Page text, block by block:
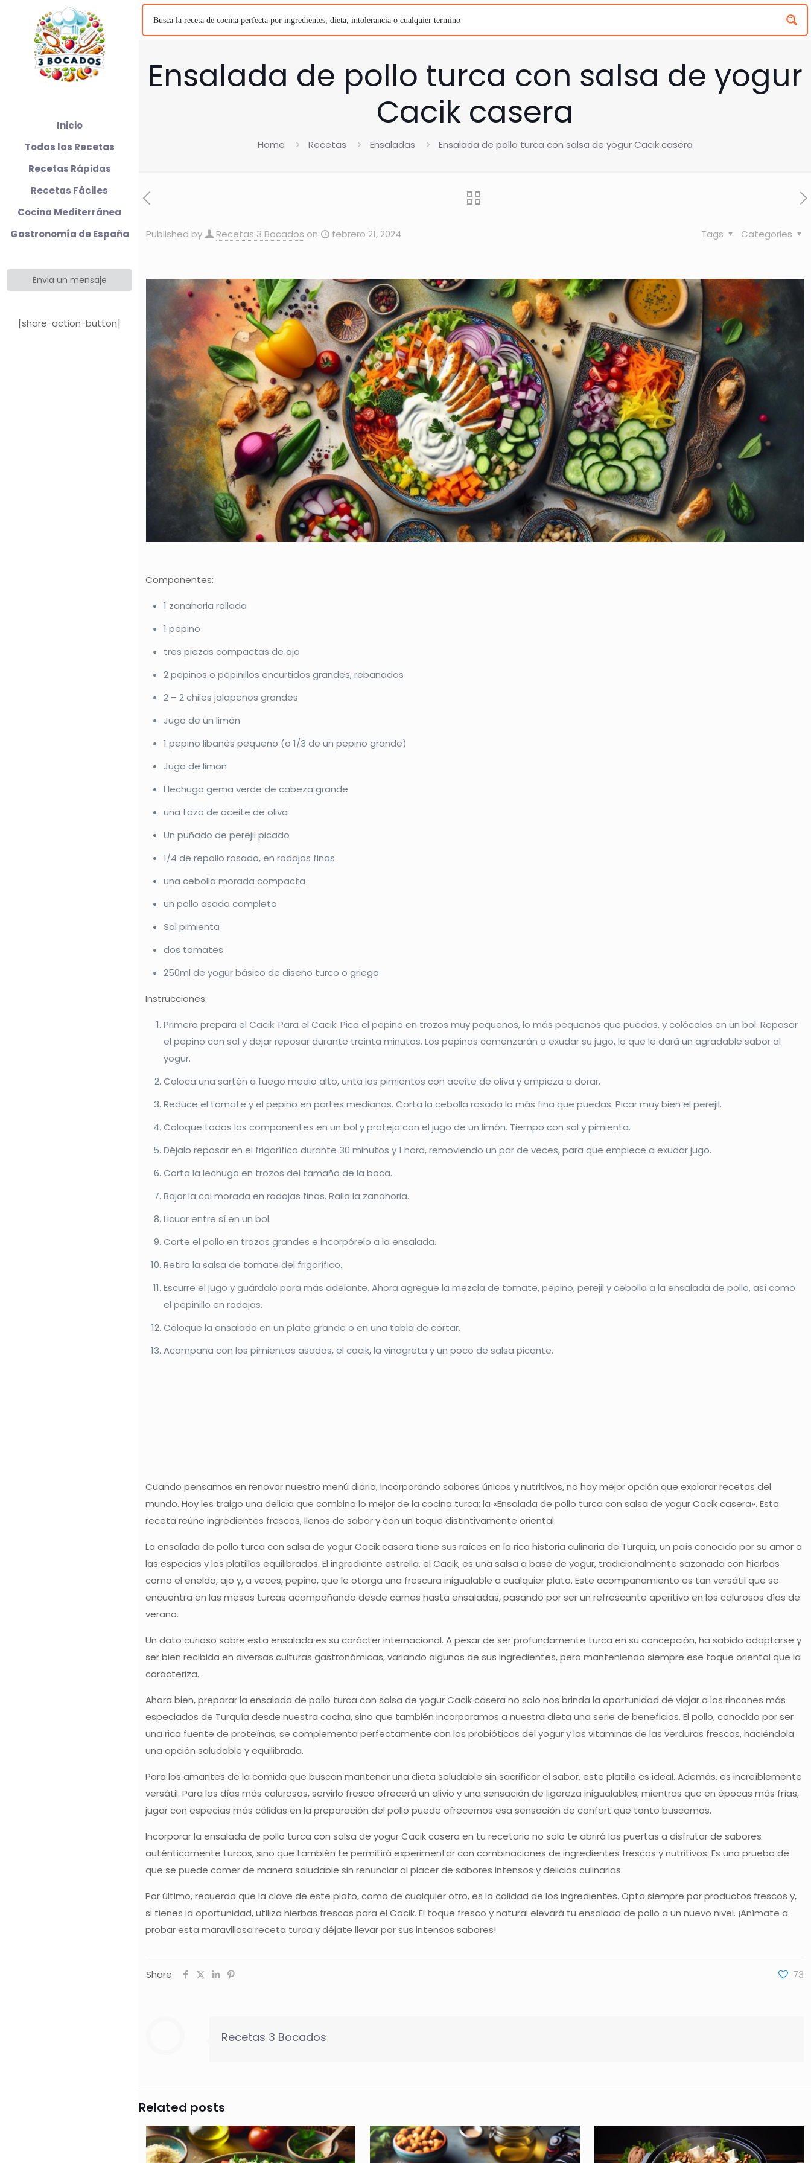
Ensalada de pollo turca con salsa de yogur
Cacik casera
Home Recetas Ensaladas Ensalada de pollo turca con salsa de yogur Cacik casera
Published by Recetas 3 Bocados on febrero 21, 2024 Categories
Tags
Componentes:
1 zanahoria rallada
1 pepino
tres piezas compactas de ajo
2 pepinos o pepinillos encurtidos grandes, rebanados
2 – 2 chiles jalapeños grandes
Jugo de un limón
1 pepino libanés pequeño (o 1/3 de un pepino grande)
Jugo de limon
I lechuga gema verde de cabeza grande
una taza de aceite de oliva
Un puñado de perejil picado
1/4 de repollo rosado, en rodajas finas
una cebolla morada compacta
un pollo asado completo
Sal pimienta
dos tomates
250ml de yogur básico de diseño turco o griego
Instrucciones:
Primero prepara el Cacik: Para el Cacik: Pica el pepino en trozos muy pequeños, lo más pequeños que puedas, y colócalos en un bol. Repasar
el pepino con sal y dejar reposar durante treinta minutos. Los pepinos comenzarán a exudar su jugo, lo que le dará un agradable sabor al
yogur.
Coloca una sartén a fuego medio alto, unta los pimientos con aceite de oliva y empieza a dorar.
Reduce el tomate y el pepino en partes medianas. Corta la cebolla rosada lo más fina que puedas. Picar muy bien el perejil.
Coloque todos los componentes en un bol y proteja con el jugo de un limón. Tiempo con sal y pimienta.
Déjalo reposar en el frigorífico durante 30 minutos y 1 hora, removiendo un par de veces, para que empiece a exudar jugo.
Corta la lechuga en trozos del tamaño de la boca.
Bajar la col morada en rodajas finas. Ralla la zanahoria.
Licuar entre sí en un bol.
Corte el pollo en trozos grandes e incorpórelo a la ensalada.
Retira la salsa de tomate del frigorífico.
Escurre el jugo y guárdalo para más adelante. Ahora agregue la mezcla de tomate, pepino, perejil y cebolla a la ensalada de pollo, así como
el pepinillo en rodajas.
Coloque la ensalada en un plato grande o en una tabla de cortar.
Acompaña con los pimientos asados, el cacik, la vinagreta y un poco de salsa picante.
Cuando pensamos en renovar nuestro menú diario, incorporando sabores únicos y nutritivos, no hay mejor opción que explorar recetas del
mundo. Hoy les traigo una delicia que combina lo mejor de la cocina turca: la «Ensalada de pollo turca con salsa de yogur Cacik casera». Esta
receta reúne ingredientes frescos, llenos de sabor y con un toque distintivamente oriental.
La ensalada de pollo turca con salsa de yogur Cacik casera tiene sus raíces en la rica historia culinaria de Turquía, un país conocido por su amor a
las especias y los platillos equilibrados. El ingrediente estrella, el Cacik, es una salsa a base de yogur, tradicionalmente sazonada con hierbas
como el eneldo, ajo y, a veces, pepino, que le otorga una frescura inigualable a cualquier plato. Este acompañamiento es tan versátil que se
encuentra en las mesas turcas acompañando desde carnes hasta ensaladas, pasando por ser un refrescante aperitivo en los calurosos días de
verano.
Un dato curioso sobre esta ensalada es su carácter internacional. A pesar de ser profundamente turca en su concepción, ha sabido adaptarse y
ser bien recibida en diversas culturas gastronómicas, variando algunos de sus ingredientes, pero manteniendo siempre ese toque oriental que la
caracteriza.
Ahora bien, preparar la ensalada de pollo turca con salsa de yogur Cacik casera no solo nos brinda la oportunidad de viajar a los rincones más
especiados de Turquía desde nuestra cocina, sino que también incorporamos a nuestra dieta una serie de beneficios. El pollo, conocido por ser
una rica fuente de proteínas, se complementa perfectamente con los probióticos del yogur y las vitaminas de las verduras frescas, haciéndola
una opción saludable y equilibrada.
Para los amantes de la comida que buscan mantener una dieta saludable sin sacrificar el sabor, este platillo es ideal. Además, es increíblemente
versátil. Para los días más calurosos, servirlo fresco ofrecerá un alivio y una sensación de ligereza inigualables, mientras que en épocas más frías,
jugar con especias más cálidas en la preparación del pollo puede ofrecernos esa sensación de confort que tanto buscamos.
Incorporar la ensalada de pollo turca con salsa de yogur Cacik casera en tu recetario no solo te abrirá las puertas a disfrutar de sabores
auténticamente turcos, sino que también te permitirá experimentar con combinaciones de ingredientes frescos y nutritivos. Es una prueba de
que se puede comer de manera saludable sin renunciar al placer de sabores intensos y delicias culinarias.
Por último, recuerda que la clave de este plato, como de cualquier otro, es la calidad de los ingredientes. Opta siempre por productos frescos y,
si tienes la oportunidad, utiliza hierbas frescas para el Cacik. El toque fresco y natural elevará tu ensalada de pollo a un nuevo nivel. ¡Anímate a
probar esta maravillosa receta turca y déjate llevar por sus intensos sabores!
Share 73
Recetas 3 Bocados
Related posts
Inicio
Todas las Recetas
Recetas Rápidas
Recetas Fáciles
Cocina Mediterránea
Gastronomía de España
Envia un mensaje
[share-action-button]